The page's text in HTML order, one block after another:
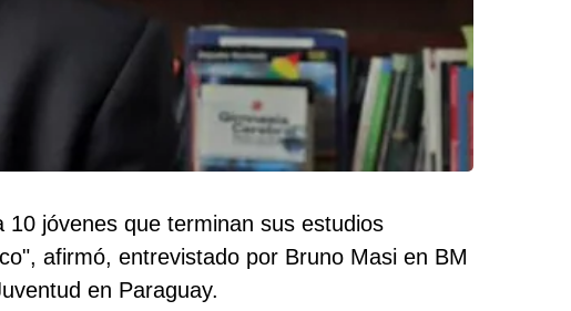
jóvenes que terminan sus estudios
afirmó, entrevistado por Bruno Masi en BM
en Paraguay.